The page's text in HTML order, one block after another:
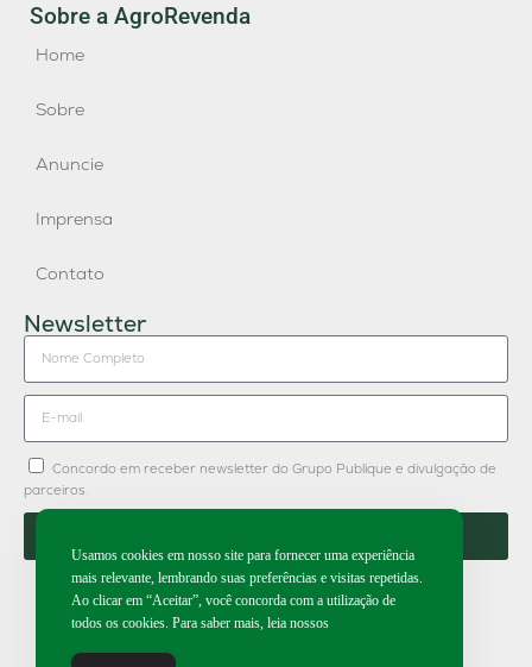
Sobre a AgroRevenda
Home
Sobre
Anuncie
Imprensa
Contato
Newsletter
Concordo em receber newsletter do Grupo Publique e divulgação de
parceiros.
2026 | Todos os direitos reservados.
Usamos cookies em nosso site para fornecer uma experiência
mais relevante, lembrando suas preferências e visitas repetidas.
Ao clicar em “Aceitar”, você concorda com a utilização de
todos os cookies. Para saber mais, leia nossos